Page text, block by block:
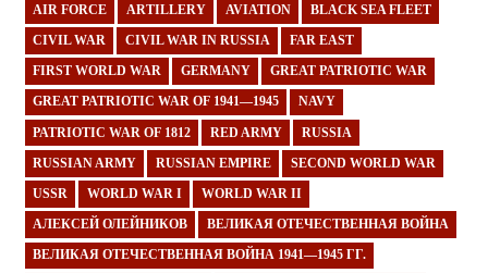
AIR FORCE ARTILLERY AVIATION BLACK SEA FLEET
CIVIL WAR CIVIL WAR IN RUSSIA FAR EAST
FIRST WORLD WAR GERMANY GREAT PATRIOTIC WAR
GREAT PATRIOTIC WAR OF 1941—1945 NAVY
PATRIOTIC WAR OF 1812 RED ARMY RUSSIA
RUSSIAN ARMY RUSSIAN EMPIRE SECOND WORLD WAR
USSR WORLD WAR I WORLD WAR II
АЛЕКСЕЙ ОЛЕЙНИКОВ ВЕЛИКАЯ ОТЕЧЕСТВЕННАЯ ВОЙНА
ВЕЛИКАЯ ОТЕЧЕСТВЕННАЯ ВОЙНА 1941—1945 ГГ.